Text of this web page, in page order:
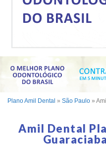
Plano Amil Dental » São Paulo »
Amil Dental